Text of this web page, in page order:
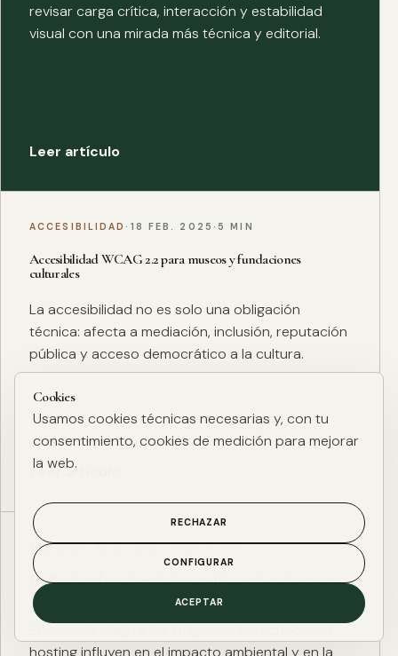
revisar carga crítica, interacción y estabilidad
visual con una mirada más técnica y editorial.
Leer artículo
ACCESIBILIDAD · 18 FEB. 2025 · 5 MIN
Accesibilidad WCAG 2.2 para museos y fundaciones
culturales
La accesibilidad no es solo una obligación
técnica: afecta a mediación, inclusión, reputación
pública y acceso democrático a la cultura.
Leer artículo
ESG DIGITAL·27 ENE. 2025·4 MIN
Huella de carbono digital: cómo medir y reducir el impacto
ESG de una web
El peso de página, las imágenes, los scripts y el
hosting influyen en el impacto ambiental y en la
Cookies
Usamos cookies técnicas necesarias y, con tu
consentimiento, cookies de medición para mejorar
la web.
RECHAZAR
CONFIGURAR
ACEPTAR